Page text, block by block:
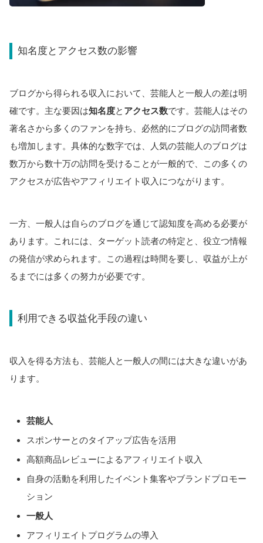
知名度とアクセス数の影響
ブログから得られる収入において、芸能人と一般人の差は明
確です。主な要因は知名度と アクセス数です。芸能人はその
著名さから多くのファンを持ち、必然的にブログの訪問者数
も増加します。具体的な数字では、人気の芸能人のブログは
数万から数十万の訪問を受けることが一般的で、この多くの
アクセスが広告やアフィリエイト収入につながります。
一方、一般人は自らのブログを通じて認知度を高める必要が
あります。これには、ターゲット読者の特定と、役立つ情報
の発信が求められます。この過程は時間を要し、収益が上が
るまでには多くの努力が必要です。
利用できる収益化手段の違い
収入を得る方法も、芸能人と一般人の間には大きな違いがあ
ります。
芸能人
スポンサーとのタイアップ広告を活用
高額商品レビューによるアフィリエイト収入
自身の活動を利用したイベント集客やブランドプロモー
ション
一般人
アフィリエイトプログラムの導入